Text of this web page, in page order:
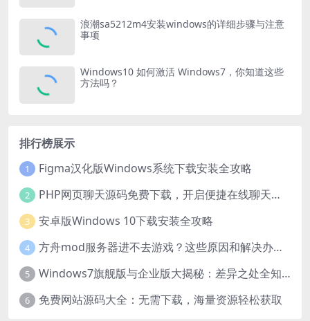
浪潮sa5212m4安装windows的详细步骤与注意
事项
Windows10 如何激活 Windows7，你知道这些
方法吗？
排行榜展示
1 Figma汉化版Windows系统下载安装全攻略
2 PHP网页聊天源码免费下载，开启便捷在线聊天开发之旅
3 安卓版Windows 10下载安装全攻略
4 方舟mod服务器进不去游戏？这些原因和解决办法你得知道
5 Windows7旗舰版与企业版大揭秘：差异之处全知晓
6 免费网站源码大全：无需下载，海量资源轻松获取